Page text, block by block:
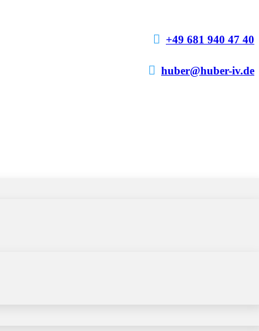
 +49 681 940 47 40
 huber@huber-iv.de